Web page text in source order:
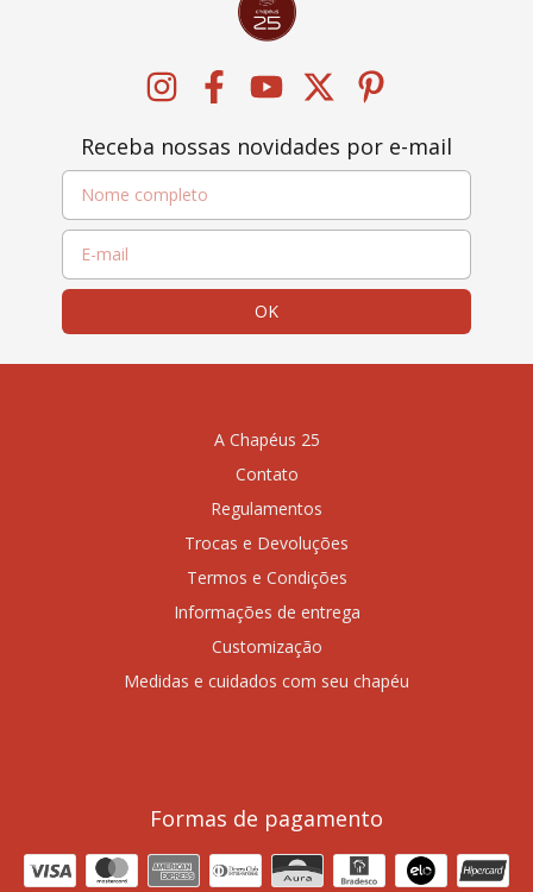
Receba nossas novidades por e-mail
A Chapéus 25
Contato
Regulamentos
Trocas e Devoluções
Termos e Condições
Informações de entrega
Customização
Medidas e cuidados com seu chapéu
Formas de pagamento